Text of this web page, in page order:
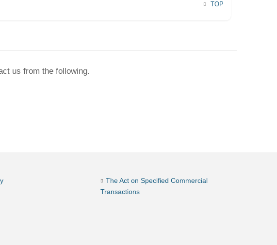
TOP
us from the following.
The Act on Specified Commercial
Transactions